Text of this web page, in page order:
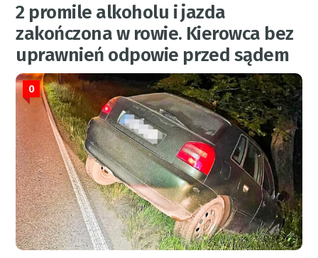
2 promile alkoholu i jazda
zakończona w rowie. Kierowca bez
uprawnień odpowie przed sądem
0